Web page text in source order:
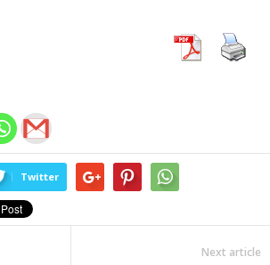
Twitter
Next article